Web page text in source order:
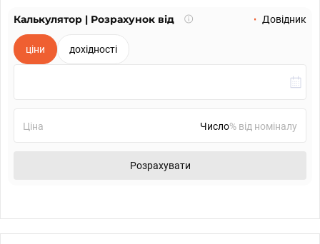
Калькулятор | Розрахунок від
Що
Довідник
ціни дохідності
Ціна % від номіналу
Розрахувати